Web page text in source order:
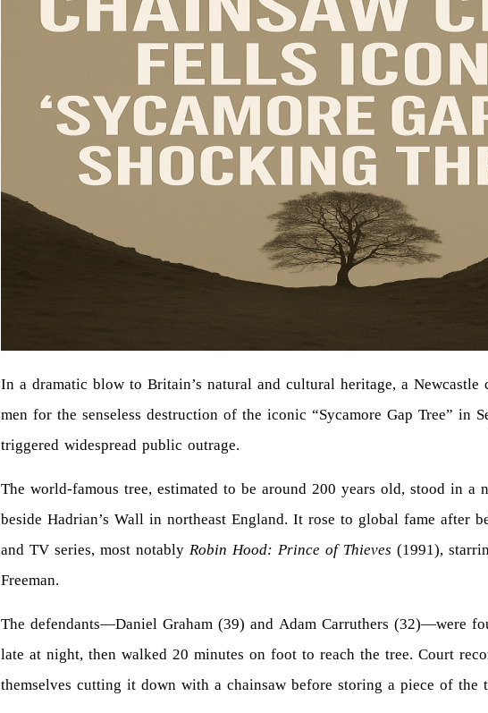
In a dramatic blow to Britain’s natural and cultural heritage, a
men for the senseless destruction of the iconic “Sycamore Gap Tree” in
triggered widespread public outrage.
The world-famous tree, estimated to be around 200 years old, stood in
beside Hadrian’s Wall in northeast England. It rose to global fame after
and TV series, most notablyRobin Hood: Prince of Thieves (1991),
Freeman.
The defendants—Daniel Graham (39) and Adam Carruthers (32)—were
late at night, then walked 20 minutes on foot to reach the tree. Court
themselves cutting it down with a chainsaw before storing a piece of